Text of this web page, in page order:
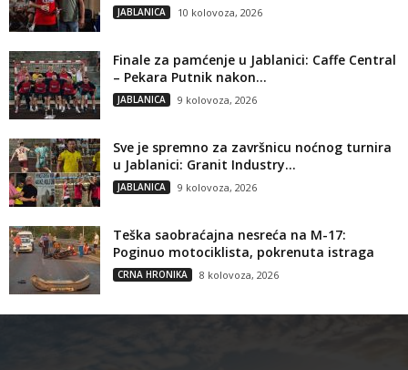
JABLANICA 10 kolovoza, 2026
Finale za pamćenje u Jablanici: Caffe Central
– Pekara Putnik nakon...
JABLANICA 9 kolovoza, 2026
Sve je spremno za završnicu noćnog turnira
u Jablanici: Granit Industry...
JABLANICA 9 kolovoza, 2026
Teška saobraćajna nesreća na M-17:
Poginuo motociklista, pokrenuta istraga
CRNA HRONIKA 8 kolovoza, 2026